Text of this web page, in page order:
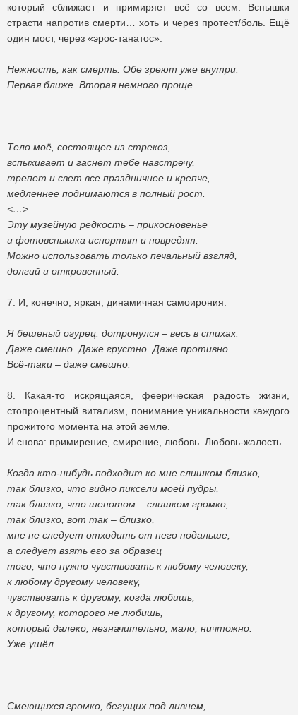
который сближает и примиряет всё со всем. Вспышки
страсти напротив смерти… хоть и через протест/боль. Ещё
один мост, через «эрос-танатос».
Нежность, как смерть. Обе зреют уже внутри.
Первая ближе. Вторая немного проще.
Тело моё, состоящее из стрекоз,
вспыхивает и гаснет тебе навстречу,
трепет и свет все праздничнее и крепче,
медленнее поднимаются в полный рост.
<…>
Эту музейную редкость – прикосновенье
и фотовспышка испортят и повредят.
Можно использовать только печальный взгляд,
долгий и откровенный.
7. И, конечно, яркая, динамичная самоирония.
Я бешеный огурец: дотронулся – весь в стихах.
Даже смешно. Даже грустно. Даже противно.
Всё-таки – даже смешно.
8. Какая-то искрящаяся, феерическая радость жизни,
стопроцентный витализм, понимание уникальности каждого
прожитого момента на этой земле.
И снова: примирение, смирение, любовь. Любовь-жалость.
Когда кто-нибудь подходит ко мне слишком близко,
так близко, что видно пиксели моей пудры,
так близко, что шепотом – слишком громко,
так близко, вот так – близко,
мне не следует отходить от него подальше,
а следует взять его за образец
того, что нужно чувствовать к любому человеку,
к любому другому человеку,
чувствовать к другому, когда любишь,
к другому, которого не любишь,
который далеко, незначительно, мало, ничтожно.
Уже ушёл.
Смеющихся громко, бегущих под ливнем,